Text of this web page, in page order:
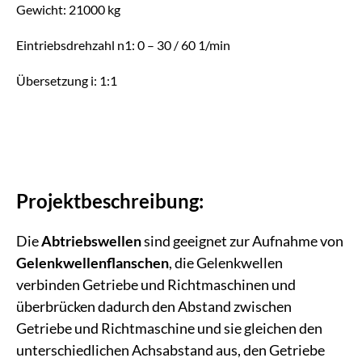
Gewicht: 21000 kg
Eintriebsdrehzahl n1: 0 – 30 / 60 1/min
Übersetzung i: 1:1
Projektbeschreibung:
DieAbtriebswellensind geeignet zur Aufnahme von
Gelenkwellenflanschen, die Gelenkwellen
verbinden Getriebe und Richtmaschinen und
überbrücken dadurch den Abstand zwischen
Getriebe und Richtmaschine und sie gleichen den
unterschiedlichen Achsabstand aus, den Getriebe